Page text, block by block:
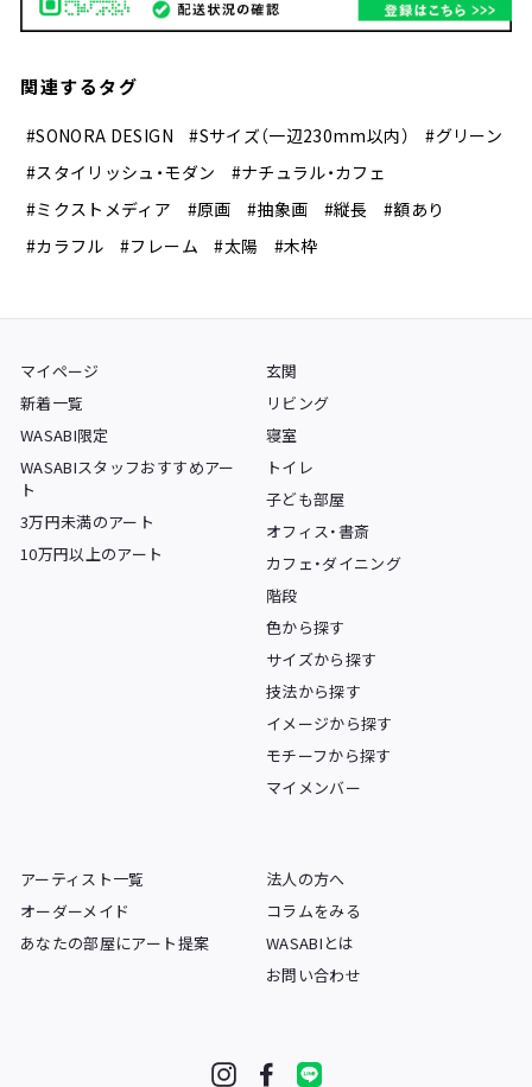
関連するタグ
#SONORA DESIGN #Sサイズ（一辺230mm以内）
#グリーン
#スタイリッシュ・モダン
#ナチュラル・カフェ
#ミクストメディア
#原画 #抽象画 #縦長
#額あり
#カラフル
#フレーム #太陽 #木枠
マイページ
新着一覧
WASABI限定
WASABIスタッフおすすめアー
ト
3万円未満のアート
10万円以上のアート
玄関
リビング
寝室
トイレ
子ども部屋
オフィス・書斎
カフェ・ダイニング
階段
色から探す
サイズから探す
技法から探す
イメージから探す
モチーフから探す
マイメンバー
アーティスト一覧
オーダーメイド
あなたの部屋にアート提案
法人の方へ
コラムをみる
WASABIとは
お問い合わせ